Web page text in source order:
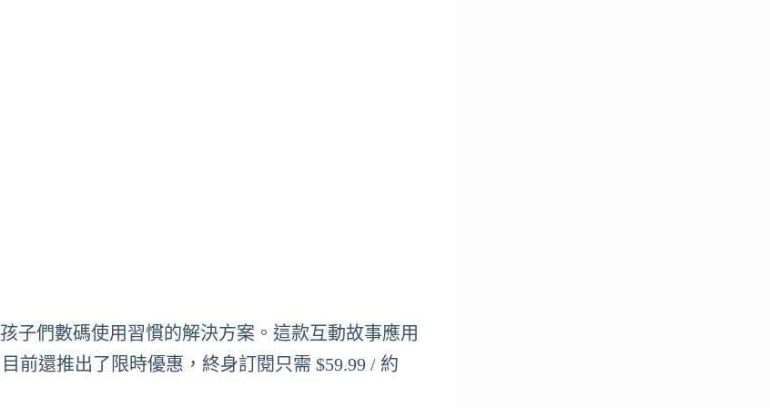
子們數碼使用習慣的解決方案。這款互動故事應用
前還推出了限時優惠，終身訂閱只需 $59.99 / 約